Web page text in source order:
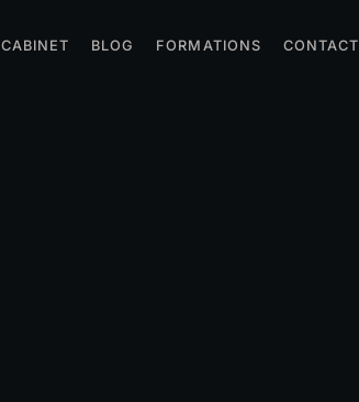
CABINET BLOG FORMATIONS CONTACT